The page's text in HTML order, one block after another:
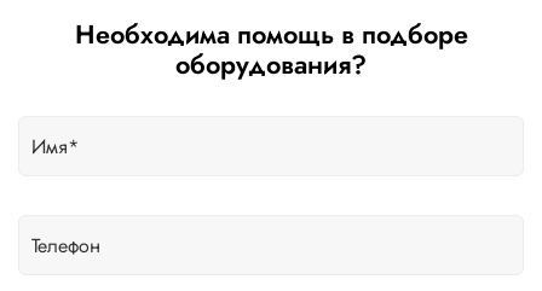
Необходима помощь в подборе
оборудования?